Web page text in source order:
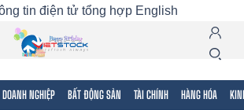
tin điện tử tổng hợp English
DOANH NGHIỆP BẤT ĐỘNG SẢN TÀI CHÍNH HÀNG HÓA
Ngành Mã chứng khoán